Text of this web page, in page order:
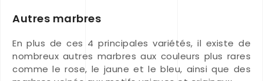
Autres marbres
En plus de ces 4 principales variétés, il existe de
nombreux autres marbres aux couleurs plus rares
comme le rose, le jaune et le bleu, ainsi que des